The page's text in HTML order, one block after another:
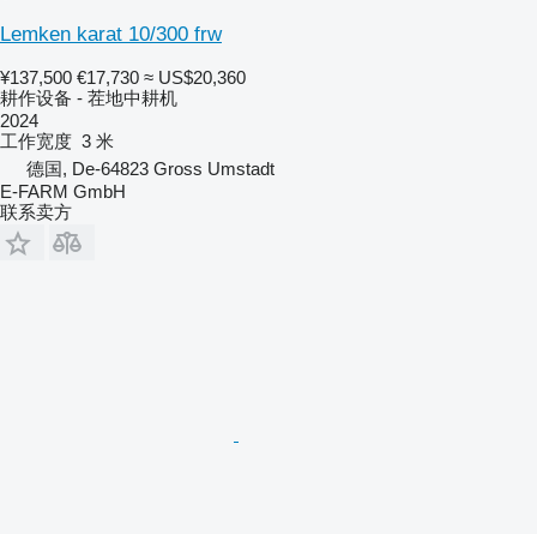
Lemken karat 10/300 frw
¥137,500 €17,730 ≈ US$20,360
耕作设备 - 茬地中耕机
2024
工作宽度 3 米
德国, De-64823 Gross Umstadt
E-FARM GmbH
联系卖方